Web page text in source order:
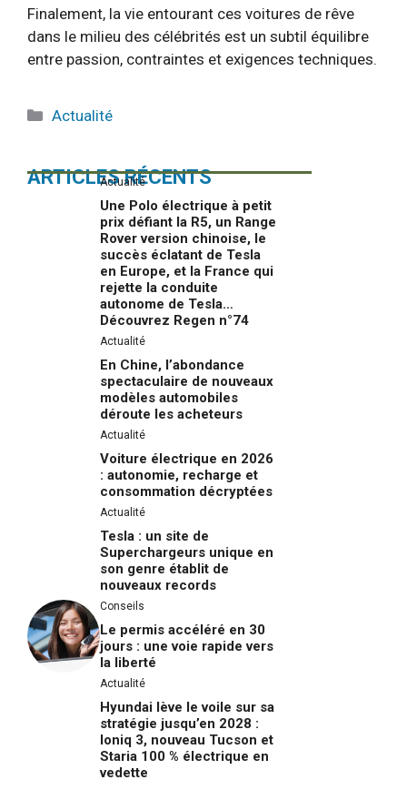
Finalement, la vie entourant ces voitures de rêve
dans le milieu des célébrités est un subtil équilibre
entre passion, contraintes et exigences techniques.
Catégories
Actualité
ARTICLES RÉCENTS
Actualité
Une Polo électrique à petit
prix défiant la R5, un Range
Rover version chinoise, le
succès éclatant de Tesla
en Europe, et la France qui
rejette la conduite
autonome de Tesla…
Découvrez Regen n°74
Actualité
En Chine, l’abondance
spectaculaire de nouveaux
modèles automobiles
déroute les acheteurs
Actualité
Voiture électrique en 2026
: autonomie, recharge et
consommation décryptées
Actualité
Tesla : un site de
Superchargeurs unique en
son genre établit de
nouveaux records
Conseils
Le permis accéléré en 30
jours : une voie rapide vers
la liberté
Actualité
Hyundai lève le voile sur sa
stratégie jusqu’en 2028 :
Ioniq 3, nouveau Tucson et
Staria 100 % électrique en
vedette